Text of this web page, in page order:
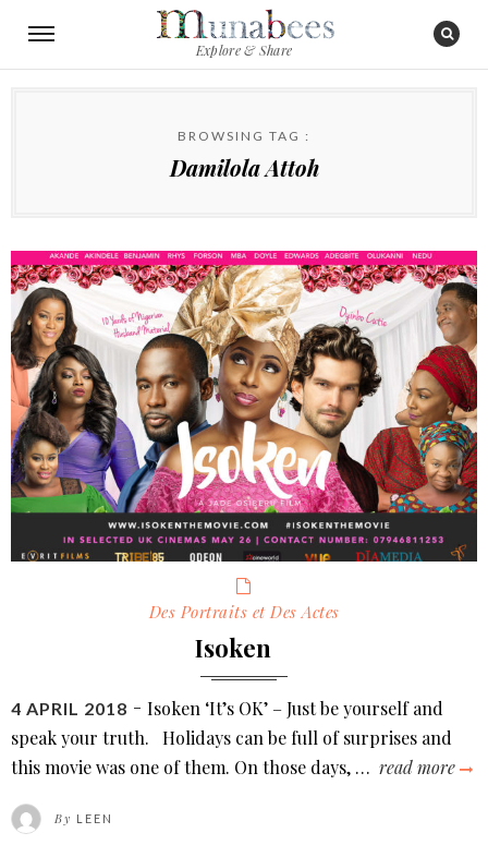
Explore & Share
BROWSING TAG :
Damilola Attoh
Des Portraits et Des Actes
Isoken
POSTED
ON
4 APRIL 2018
Isoken ‘It’s OK’ – Just be yourself and
speak your truth. Holidays can be full of surprises and
this movie was one of them. On those days, … read more
By LEEN